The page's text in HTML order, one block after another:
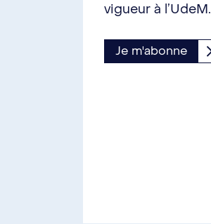
vigueur à l’UdeM.
Je m'abonne